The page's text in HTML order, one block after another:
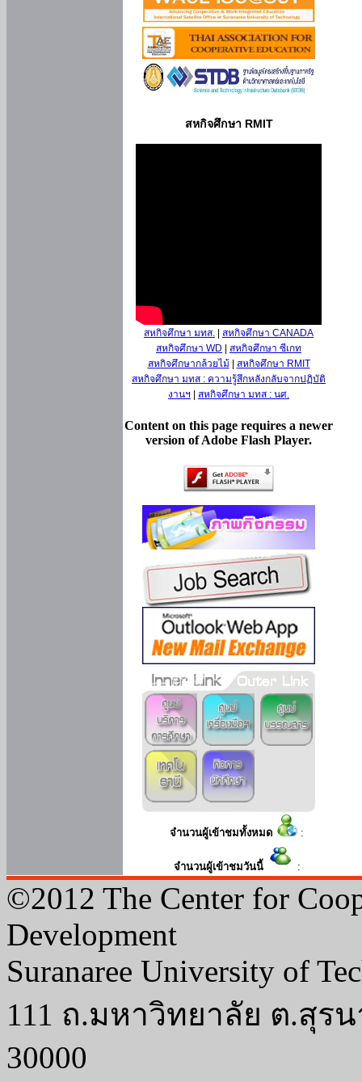
สหกิจศึกษา RMIT
สหกิจศึกษา มทส.
สหกิจศึกษา CANADA
สหกิจศึกษา WD
สหกิจศึกษา ซีเกท
สหกิจศึกษากล้วยไม้
สหกิจศึกษา RMIT
สหกิจศึกษา มทส : ความรู้สึกหลังกลับจากปฏิบัติ
งานฯ
สหกิจศึกษา มทส : นศ.
Content on this page requires a newer
version of Adobe Flash Player.
จำนวนผู้เข้าชมทั้งหมด :
จำนวนผู้เข้าชมวันนี้ :
©2012 The Center for
Development
Suranaree University of
111 ถ.มหาวิทยาลัย ต.สุร
30000